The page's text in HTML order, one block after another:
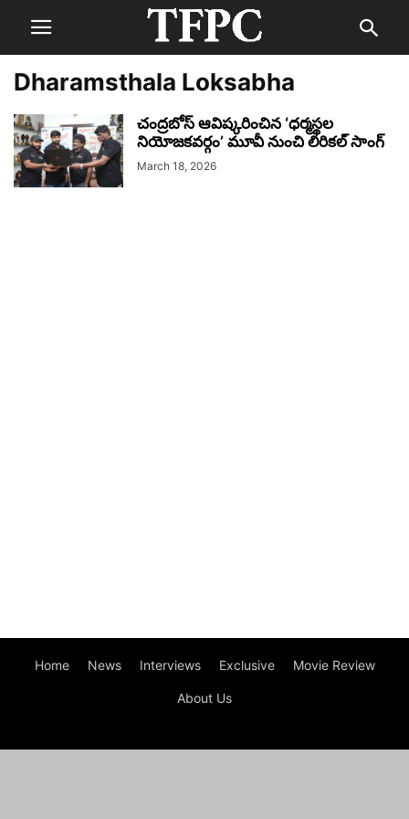
Dharamsthala Loksabha
చంద్రబోస్ ఆవిష్కరించిన ‘ధర్మస్థల
నియోజకవర్గం’ మూవీ నుంచి లిరికల్ సాంగ్‌‌
March 18, 2026
Home News Interviews Exclusive Movie Review
About Us